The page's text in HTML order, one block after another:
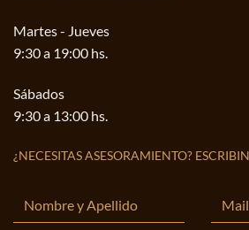
Martes - Jueves
9:30 a 19:00 hs.
Sábados
9:30 a 13:00 hs.
¿NECESITAS ASESORAMIENTO?